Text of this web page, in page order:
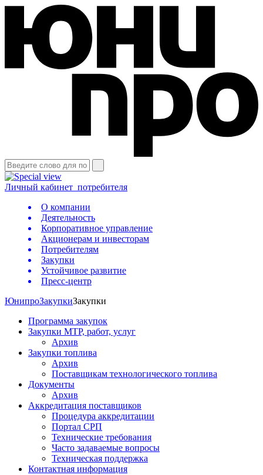
Личный кабинет потребителя
О компании
Деятельность
Корпоративное управление
Акционерам и инвесторам
Потребителям
Закупки
Устойчивое развитие
Пресс-центр
ЮнипроЗакупкиЗакупки
Программа закупок
Закупки МТР, работ, услуг
Архив
Закупки топлива
Архив
Поставщикам технологического топлива
Документы
Архив
Аккредитация поставщиков
Процедура аккредитации
Портал СРП
Технические требования
Часто задаваемые вопросы
Техническая поддержка
Контактная информация